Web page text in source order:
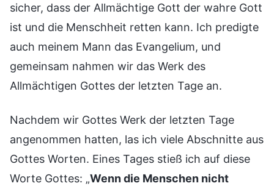
sicher, dass der Allmächtige Gott der wahre Gott
ist und die Menschheit retten kann. Ich predigte
auch meinem Mann das Evangelium, und
gemeinsam nahmen wir das Werk des
Allmächtigen Gottes der letzten Tage an.
Nachdem wir Gottes Werk der letzten Tage
angenommen hatten, las ich viele Abschnitte aus
Gottes Worten. Eines Tages stieß ich auf diese
Worte Gottes: „Wenn die Menschen nicht